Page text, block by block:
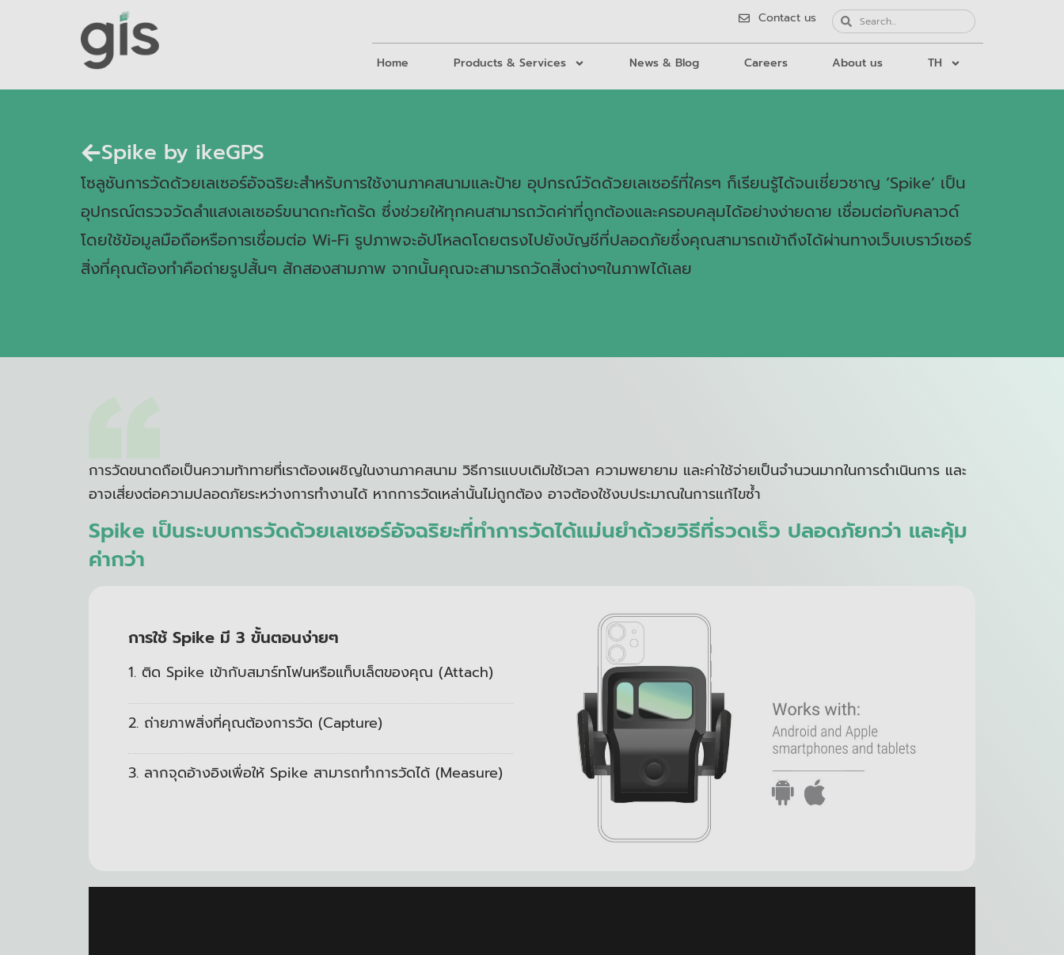
Contact us
Home Products & Services News & Blog Careers About us TH
Spike by ikeGPS
โซลูชันการวัดด้วยเลเซอร์อัจฉริยะสำหรับการใช้งานภาคสนามและป้าย อุปกรณ์วัดด้วยเลเซอร์ที่ใครๆ ก็เรียนรู้ได้จนเชี่ยวชาญ ‘Spike’ เป็น
อุปกรณ์ตรวจวัดลำแสงเลเซอร์ขนาดกะทัดรัด ซึ่งช่วยให้ทุกคนสามารถวัดค่าที่ถูกต้องและครอบคลุมได้อย่างง่ายดาย เชื่อมต่อกับคลาวด์
โดยใช้ข้อมูลมือถือหรือการเชื่อมต่อ Wi-Fi รูปภาพจะอัปโหลดโดยตรงไปยังบัญชีที่ปลอดภัยซึ่งคุณสามารถเข้าถึงได้ผ่านทางเว็บเบราว์เซอร์
สิ่งที่คุณต้องทำคือถ่ายรูปสั้นๆ สักสองสามภาพ จากนั้นคุณจะสามารถวัดสิ่งต่างๆในภาพได้เลย
การวัดขนาดถือเป็นความท้าทายที่เราต้องเผชิญในงานภาคสนาม วิธีการแบบเดิมใช้เวลา ความพยายาม และค่าใช้จ่ายเป็นจำนวนมากในการดำเนินการ และ
อาจเสี่ยงต่อความปลอดภัยระหว่างการทำงานได้ หากการวัดเหล่านั้นไม่ถูกต้อง อาจต้องใช้งบประมาณในการแก้ไขซ้ำ
Spike เป็นระบบการวัดด้วยเลเซอร์อัจฉริยะที่ทำการวัดได้แม่นยำด้วยวิธีที่รวดเร็ว ปลอดภัยกว่า และคุ้ม
ค่ากว่า
การใช้ Spike มี 3 ขั้นตอนง่ายๆ
1. ติด Spike เข้ากับสมาร์ทโฟนหรือแท็บเล็ตของคุณ (Attach)
2. ถ่ายภาพสิ่งที่คุณต้องการวัด (Capture)
3. ลากจุดอ้างอิงเพื่อให้ Spike สามารถทำการวัดได้ (Measure)